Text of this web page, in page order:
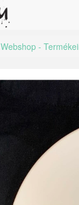
Webshop -